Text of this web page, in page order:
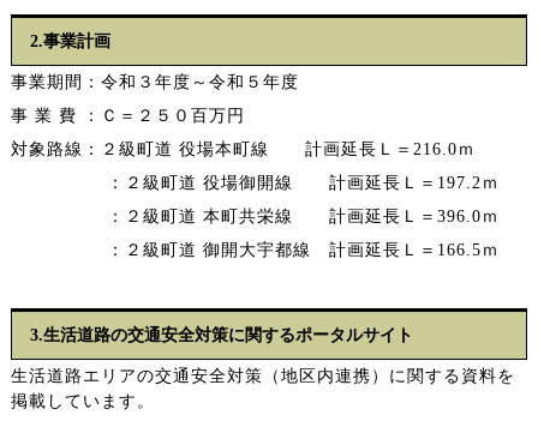
2.事業計画
事業期間：令和３年度～令和５年度
事 業 費 ：Ｃ＝２５０百万円
対象路線：２級町道 役場本町線 計画延長Ｌ＝216.0ｍ
：２級町道 役場御開線 計画延長Ｌ＝197.2ｍ
：２級町道 本町共栄線 計画延長Ｌ＝396.0ｍ
：２級町道 御開大宇都線 計画延長Ｌ＝166.5ｍ
3.生活道路の交通安全対策に関するポータルサイト
生活道路エリアの交通安全対策（地区内連携）に関する資料を
掲載しています。